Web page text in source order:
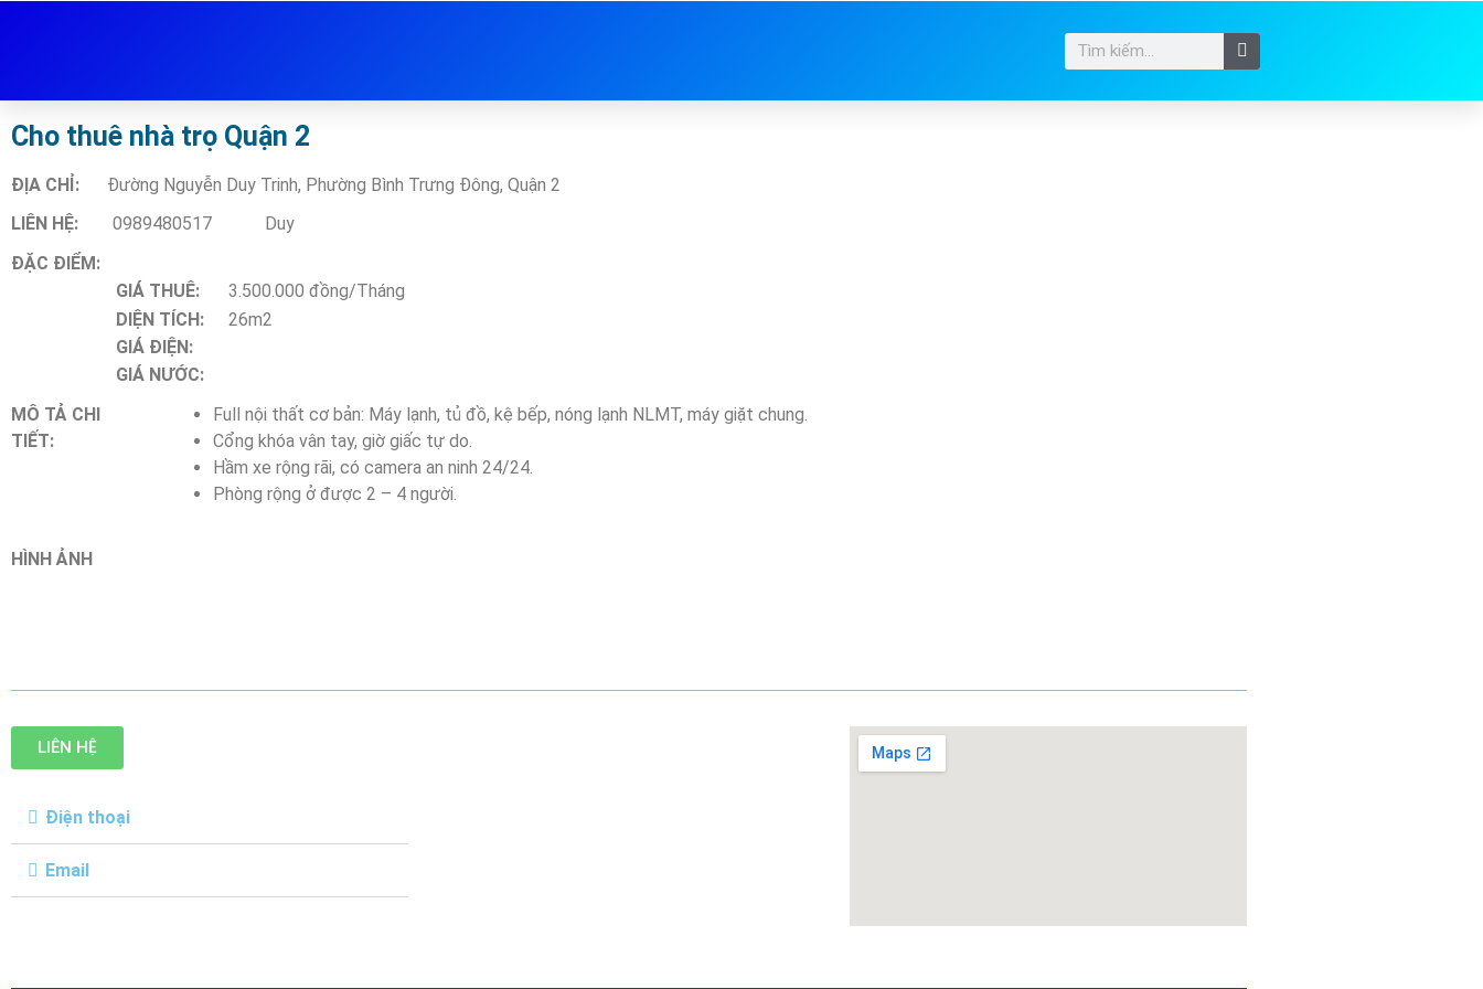
Cho thuê nhà trọ Quận 2
ĐỊA CHỈ:
Đường Nguyễn Duy Trinh, Phường Bình Trưng Đông, Quận 2
LIÊN HỆ:
0989480517
Duy
ĐẶC ĐIỂM:
GIÁ THUÊ:
3.500.000 đồng/Tháng
DIỆN TÍCH:
26m2
GIÁ ĐIỆN:
GIÁ NƯỚC:
MÔ TẢ CHI
TIẾT:
Full nội thất cơ bản: Máy lạnh, tủ đồ, kệ bếp, nóng lạnh NLMT, máy giặt chung.
Cổng khóa vân tay, giờ giấc tự do.
Hầm xe rộng rãi, có camera an ninh 24/24.
Phòng rộng ở được 2 – 4 người.
HÌNH ẢNH
LIÊN HỆ
Điện thoại
Email